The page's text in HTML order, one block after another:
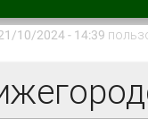
10/2024 - 14:39